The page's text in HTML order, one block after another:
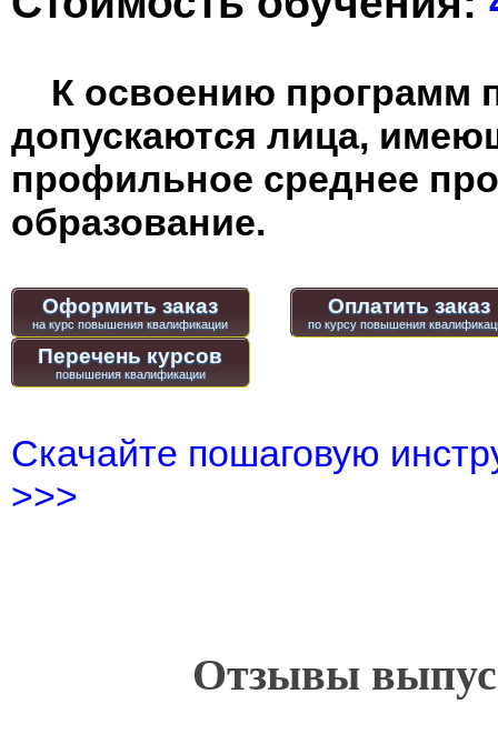
К освоению программ
допускаются лица,
профильное среднее
образование.
Оформить заказ Оплатить заказ
Перечень курсов
повышения квалификации
Скачайте пошаговую
>>>
Отзывы